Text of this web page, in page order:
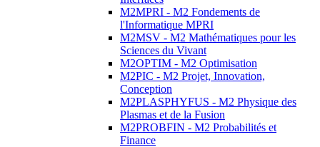
M2MPRI - M2 Fondements de
l'Informatique MPRI
M2MSV - M2 Mathématiques pour les
Sciences du Vivant
M2OPTIM - M2 Optimisation
M2PIC - M2 Projet, Innovation,
Conception
M2PLASPHYFUS - M2 Physique des
Plasmas et de la Fusion
M2PROBFIN - M2 Probabilités et
Finance